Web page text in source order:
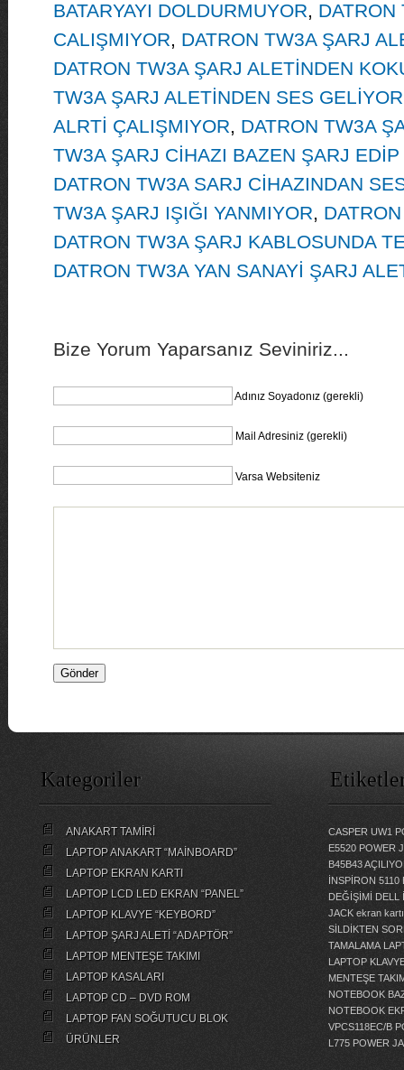
BATARYAYI DOLDURMUYOR, DATRON
CALIŞMIYOR, DATRON TW3A ŞARJ
DATRON TW3A ŞARJ ALETİNDEN
TW3A ŞARJ ALETİNDEN SES GELİYOR
ALRTİ ÇALIŞMIYOR, DATRON TW3A
TW3A ŞARJ CİHAZI BAZEN ŞARJ
DATRON TW3A SARJ CİHAZINDAN
TW3A ŞARJ IŞIĞI YANMIYOR,
DATRON TW3A ŞARJ KABLOSUNDA
DATRON TW3A YAN SANAYİ ŞARJ
Bize Yorum Yaparsanız Seviniriz...
Adınız Soyadonız (gerekli)
Mail Adresiniz (gerekli)
Varsa Websiteniz
Kategoriler
ANAKART TAMİRİ
LAPTOP ANAKART “MAİNBOARD”
LAPTOP EKRAN KARTI
LAPTOP LCD LED EKRAN “PANEL”
LAPTOP KLAVYE “KEYBORD”
LAPTOP ŞARJ ALETİ “ADAPTÖR”
LAPTOP MENTEŞE TAKIMI
LAPTOP KASALARI
LAPTOP CD – DVD ROM
LAPTOP FAN SOĞUTUCU BLOK
ÜRÜNLER
CASPER UW1
E5520 POWER
B45B43
İNSPİRON
DEĞİŞİMİ
DELL
JACK ekran
SİLDİKTEN
TAMALAMA
LAPTOP
MENTEŞE
NOTEBOOK
NOTEBOOK
VPCS118EC/B
L775 POWER